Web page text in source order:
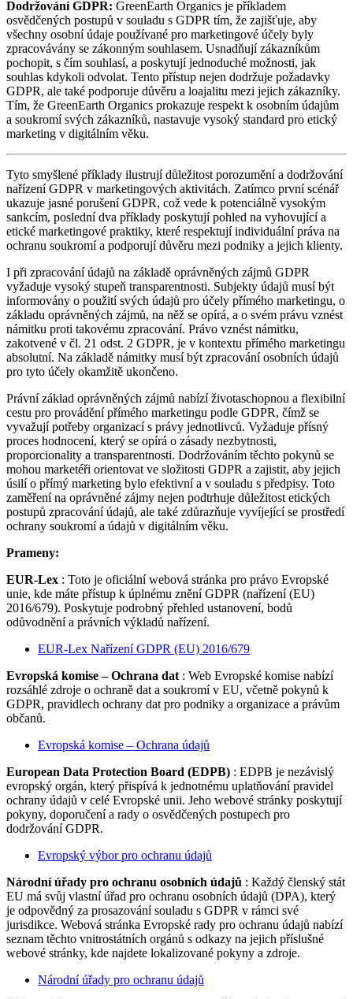
Dodržování GDPR: GreenEarth Organics je příkladem
osvědčených postupů v souladu s GDPR tím, že zajišťuje, aby
všechny osobní údaje používané pro marketingové účely byly
zpracovávány se zákonným souhlasem. Usnadňují zákazníkům
pochopit, s čím souhlasí, a poskytují jednoduché možnosti, jak
souhlas kdykoli odvolat. Tento přístup nejen dodržuje požadavky
GDPR, ale také podporuje důvěru a loajalitu mezi jejich zákazníky.
Tím, že GreenEarth Organics prokazuje respekt k osobním údajům
a soukromí svých zákazníků, nastavuje vysoký standard pro etický
marketing v digitálním věku.
Tyto smyšlené příklady ilustrují důležitost porozumění a dodržování
nařízení GDPR v marketingových aktivitách. Zatímco první scénář
ukazuje jasné porušení GDPR, což vede k potenciálně vysokým
sankcím, poslední dva příklady poskytují pohled na vyhovující a
etické marketingové praktiky, které respektují individuální práva na
ochranu soukromí a podporují důvěru mezi podniky a jejich klienty.
I při zpracování údajů na základě oprávněných zájmů GDPR
vyžaduje vysoký stupeň transparentnosti. Subjekty údajů musí být
informovány o použití svých údajů pro účely přímého marketingu, o
základu oprávněných zájmů, na něž se opírá, a o svém právu vznést
námitku proti takovému zpracování. Právo vznést námitku,
zakotvené v čl. 21 odst. 2 GDPR, je v kontextu přímého marketingu
absolutní. Na základě námitky musí být zpracování osobních údajů
pro tyto účely okamžitě ukončeno.
Právní základ oprávněných zájmů nabízí životaschopnou a flexibilní
cestu pro provádění přímého marketingu podle GDPR, čímž se
vyvažují potřeby organizací s právy jednotlivců. Vyžaduje přísný
proces hodnocení, který se opírá o zásady nezbytnosti,
proporcionality a transparentnosti. Dodržováním těchto pokynů se
mohou marketéři orientovat ve složitosti GDPR a zajistit, aby jejich
úsilí o přímý marketing bylo efektivní a v souladu s předpisy. Toto
zaměření na oprávněné zájmy nejen podtrhuje důležitost etických
postupů zpracování údajů, ale také zdůrazňuje vyvíjející se prostředí
ochrany soukromí a údajů v digitálním věku.
Prameny:
EUR-Lex : Toto je oficiální webová stránka pro právo Evropské
unie, kde máte přístup k úplnému znění GDPR (nařízení (EU)
2016/679). Poskytuje podrobný přehled ustanovení, bodů
odůvodnění a právních výkladů nařízení.
EUR-Lex Nařízení GDPR (EU) 2016/679
Evropská komise – Ochrana dat : ​​Web Evropské komise nabízí
rozsáhlé zdroje o ochraně dat a soukromí v EU, včetně pokynů k
GDPR, pravidlech ochrany dat pro podniky a organizace a právům
občanů.
Evropská komise – Ochrana údajů
European Data Protection Board (EDPB) : EDPB je nezávislý
evropský orgán, který přispívá k jednotnému uplatňování pravidel
ochrany údajů v celé Evropské unii. Jeho webové stránky poskytují
pokyny, doporučení a rady o osvědčených postupech pro
dodržování GDPR.
Evropský výbor pro ochranu údajů
Národní úřady pro ochranu osobních údajů : Každý členský stát
EU má svůj vlastní úřad pro ochranu osobních údajů (DPA), který
je odpovědný za prosazování souladu s GDPR v rámci své
jurisdikce. Webová stránka Evropské rady pro ochranu údajů nabízí
seznam těchto vnitrostátních orgánů s odkazy na jejich příslušné
webové stránky, kde najdete lokalizované pokyny a zdroje.
Národní úřady pro ochranu údajů